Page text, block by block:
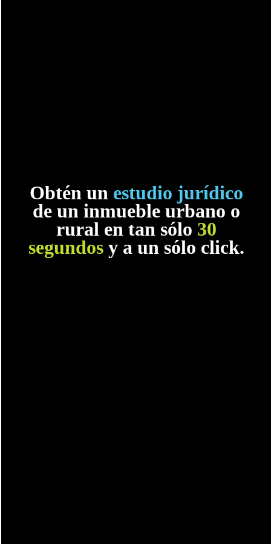
Obtén un estudio jurídico
de un inmueble urbano o
rural en tan sólo 30
segundosy a un sólo click.